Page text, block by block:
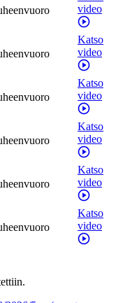
video
Katso
video
Katso
video
Katso
video
Katso
video
Katso
video